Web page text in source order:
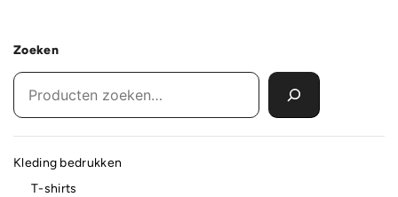
Zoeken
Kleding bedrukken
T-shirts